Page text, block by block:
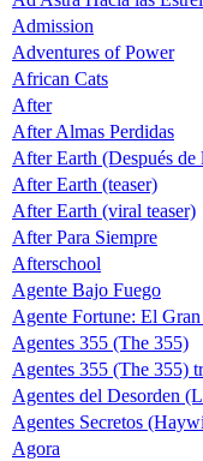
Admission
Adventures of Power
African Cats
After
After Almas Perdidas
After Earth (Después de
After Earth (teaser)
After Earth (viral teaser)
After Para Siempre
Afterschool
Agente Bajo Fuego
Agente Fortune: El
Agentes 355 (The 355)
Agentes 355 (The 355)
Agentes del Desorden
Agentes Secretos
Agora